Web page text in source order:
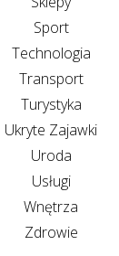
Sport
Technologia
Transport
Turystyka
Ukryte Zajawki
Uroda
Usługi
Wnętrza
Zdrowie